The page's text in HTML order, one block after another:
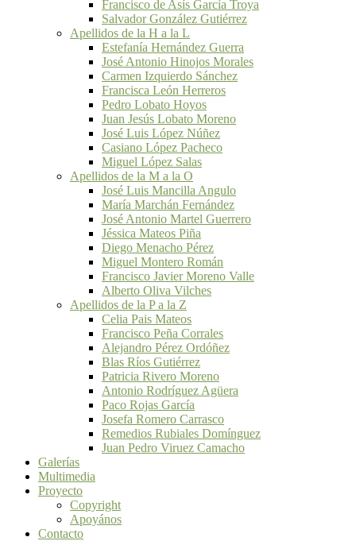
Francisco de Asís García Troya
Salvador González Gutiérrez
Apellidos de la H a la L
Estefanía Hernández Guerra
José Antonio Hinojos Morales
Carmen Izquierdo Sánchez
Francisca León Herreros
Pedro Lobato Hoyos
Juan Jesús Lobato Moreno
José Luis López Núñez
Casiano López Pacheco
Miguel López Salas
Apellidos de la M a la O
José Luis Mancilla Angulo
María Marchán Fernández
José Antonio Martel Guerrero
Jéssica Mateos Piña
Diego Menacho Pérez
Miguel Montero Román
Francisco Javier Moreno Valle
Alberto Oliva Vilches
Apellidos de la P a la Z
Celia Pais Mateos
Francisco Peña Corrales
Alejandro Pérez Ordóñez
Blas Ríos Gutiérrez
Patricia Rivero Moreno
Antonio Rodríguez Agüera
Paco Rojas García
Josefa Romero Carrasco
Remedios Rubiales Domínguez
Juan Pedro Viruez Camacho
Galerías
Multimedia
Proyecto
Copyright
Apoyános
Contacto